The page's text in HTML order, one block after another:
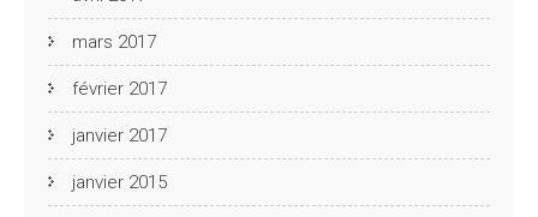
mars 2017
février 2017
janvier 2017
janvier 2015